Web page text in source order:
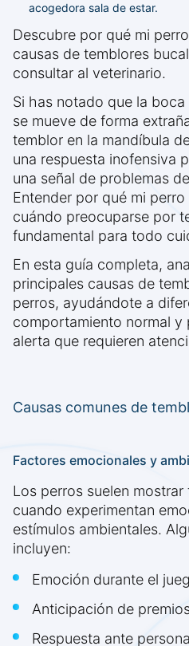
acogedora sala de estar.
Descubre por qué mi
causas de temblores
consultar al veterinario.
Si has notado que la
se mueve de forma
temblor en la mandíbula
una respuesta inofensiva
una señal de problemas
Entender por qué mi
cuándo preocuparse por
fundamental para todo
En esta guía completa,
principales causas de
perros, ayudándote a
comportamiento normal y
alerta que requieren
Causas comunes de
Factores emocionales y
Los perros suelen
cuando experimentan
estímulos ambientales.
incluyen:
Emoción durante el
Anticipación de
Respuesta ante